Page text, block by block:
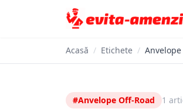
Acasă / Etichete /
#Anvelope Off-Road 1